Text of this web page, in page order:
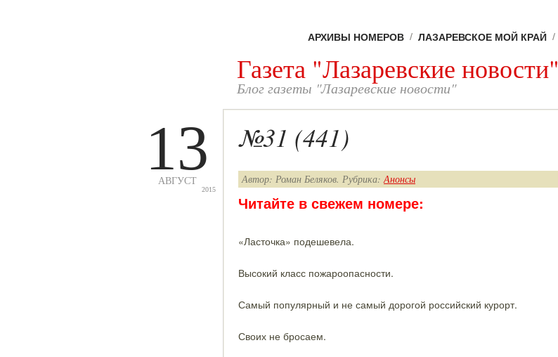
АРХИВЫ НОМЕРОВ ЛАЗАРЕВСКОЕ МОЙ КРАЙ
Газета "Лазаревские новости"
Блог газеты "Лазаревские новости"
13
АВГУСТ
2015
№31 (441)
Автор: Роман Беляков. Рубрика:Анонсы
Читайте в свежем номере:
«Ласточка» подешевела.
Высокий класс пожароопасности.
Самый популярный и не самый дорогой российский курорт.
Своих не бросаем.